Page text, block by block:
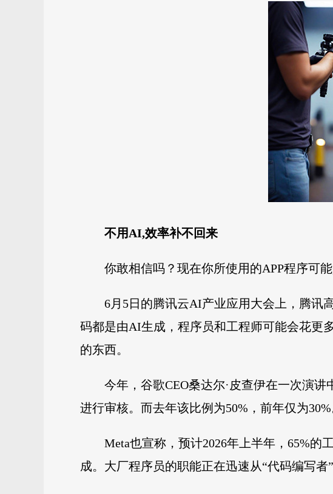
不用AI,效率补不回来
你敢相信吗？现在你所使用的APP程序可能
6月5日的腾讯云AI产业应用大会上，腾讯
码都是由AI生成，程序员和工程师可能会花更
的东西。
今年，谷歌CEO桑达尔·皮查伊在一次演
进行审核。而去年该比例为50%，前年仅为30%
Meta也宣称，预计2026年上半年，65%的
成。大厂程序员的职能正在迅速从“代码编写者